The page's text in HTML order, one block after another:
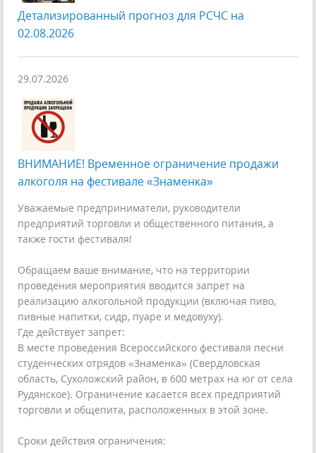
Детализированный прогноз для РСЧС на
02.08.2026
29.07.2026
ВНИМАНИЕ! Временное ограничение продажи
алкоголя на фестивале «Знаменка»
Уважаемые предприниматели, руководители
предприятий торговли и общественного питания, а
также гости фестиваля!
Обращаем ваше внимание, что на территории
проведения мероприятия вводится запрет на
реализацию алкогольной продукции (включая пиво,
пивные напитки, сидр, пуаре и медовуху).
Где действует запрет:
В месте проведения Всероссийского фестиваля песни
студенческих отрядов «Знаменка» (Свердловская
область, Сухоложский район, в 600 метрах на юг от села
Рудянское). Ограничение касается всех предприятий
торговли и общепита, расположенных в этой зоне.
Сроки действия ограничения: